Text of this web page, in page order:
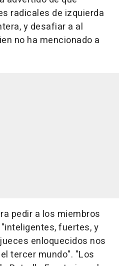
radicales de izquierda
y desafiar a al
no ha mencionado a
pedir a los miembros
fuertes, y
enloquecidos nos
tercer mundo". "Los